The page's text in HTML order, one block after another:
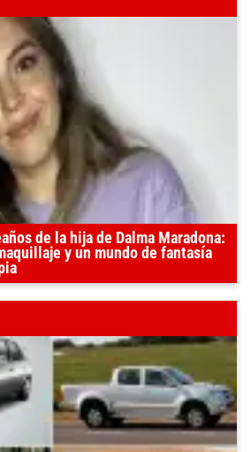
de la hija de Dalma Maradona:
y un mundo de fantasía